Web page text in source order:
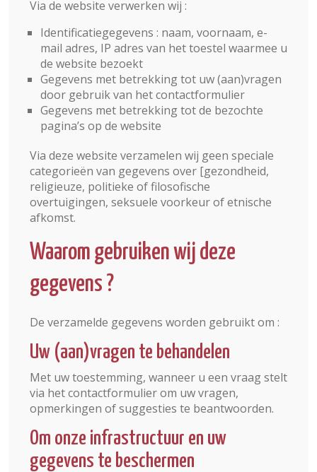
Via de website verwerken wij :
Identificatiegegevens : naam, voornaam, e-
mail adres, IP adres van het toestel waarmee u
de website bezoekt
Gegevens met betrekking tot uw (aan)vragen
door gebruik van het contactformulier
Gegevens met betrekking tot de bezochte
pagina’s op de website
Via deze website verzamelen wij geen speciale
categorieën van gegevens over [gezondheid,
religieuze, politieke of filosofische
overtuigingen, seksuele voorkeur of etnische
afkomst.
Waarom gebruiken wij deze
gegevens ?
De verzamelde gegevens worden gebruikt om :
Uw (aan)vragen te behandelen
Met uw toestemming, wanneer u een vraag stelt
via het contactformulier om uw vragen,
opmerkingen of suggesties te beantwoorden.
Om onze infrastructuur en uw
gegevens te beschermen